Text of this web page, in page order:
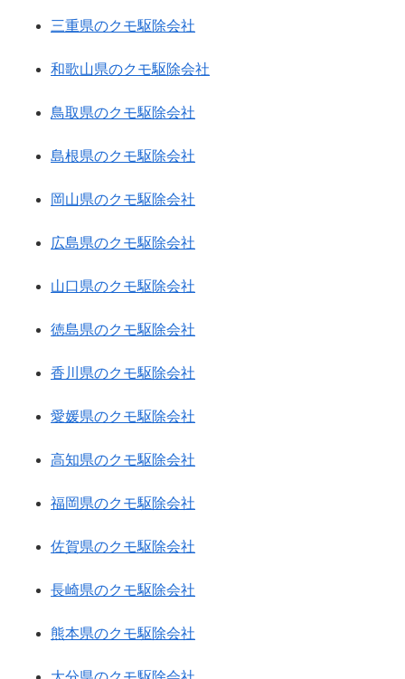
三重県のクモ駆除会社
和歌山県のクモ駆除会社
鳥取県のクモ駆除会社
島根県のクモ駆除会社
岡山県のクモ駆除会社
広島県のクモ駆除会社
山口県のクモ駆除会社
徳島県のクモ駆除会社
香川県のクモ駆除会社
愛媛県のクモ駆除会社
高知県のクモ駆除会社
福岡県のクモ駆除会社
佐賀県のクモ駆除会社
長崎県のクモ駆除会社
熊本県のクモ駆除会社